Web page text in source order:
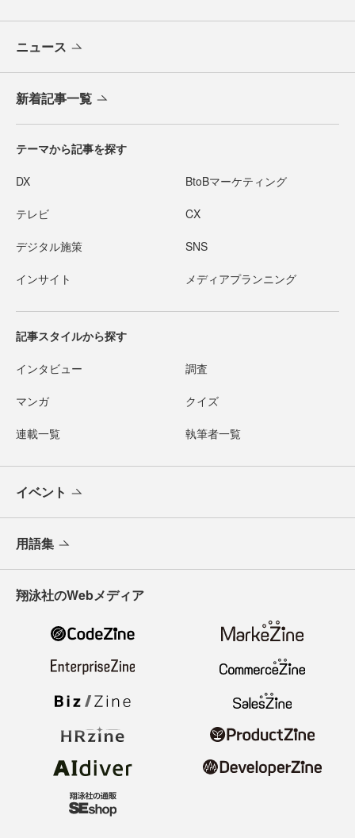
ニュース
新着記事一覧
テーマから記事を探す
DX BtoBマーケティング
テレビ CX
デジタル施策 SNS
インサイト メディアプランニング
記事スタイルから探す
インタビュー 調査
マンガ クイズ
連載一覧 執筆者一覧
イベント
用語集
翔泳社のWebメディア